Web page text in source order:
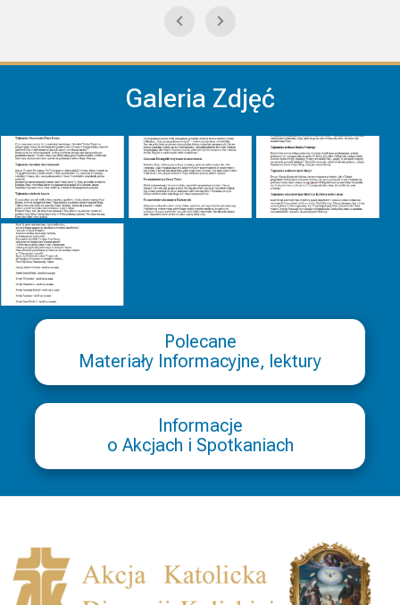
Galeria Zdjęć
Polecane
Materiały Informacyjne, lektury
Informacje
o Akcjach i Spotkaniach